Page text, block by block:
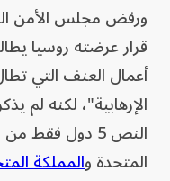
ورفض مجلس الأمن
قرار عرضته روسيا
أعمال العنف التي
الإرهابية"، لكنه لم
المتحدة والمملكة